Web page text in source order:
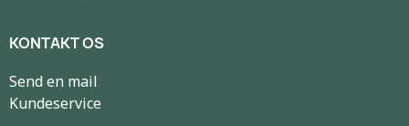
KONTAKT OS
Send en mail
Kundeservice